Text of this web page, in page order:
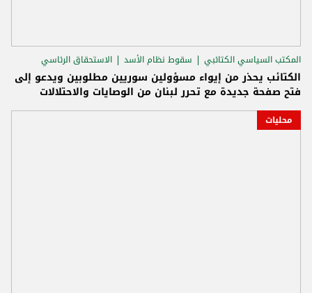
المكتب السياسي الكتائبي سقوط نظام الأسد الاستحقاق الرئاسي
الكتائب يحذر من إيواء مسؤولين سوريين مطلوبين ويدعو إلى
فتح صفحة جديدة مع تحرر لبنان من الوصايات والاحتلالات
محليات